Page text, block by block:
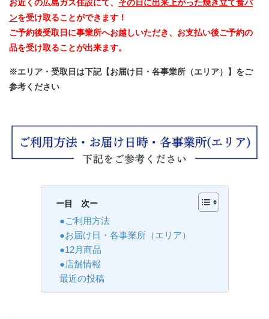
お近くの広島ガス住設にて、 その日に出来上がった焼き立て食パ
ンを受け取ることができます！
ご予約後受取日に事業所へお越しいただき、お支払い後ご予約の
品を受け取ることが出来ます。
※エリア・受取日は下記【お届け日・各事業所（エリア）】をご
参考ください
ー目 次ー
●ご利用方法
●お届け日・各事業所（エリア）
●12月商品
●店舗情報
最近の投稿